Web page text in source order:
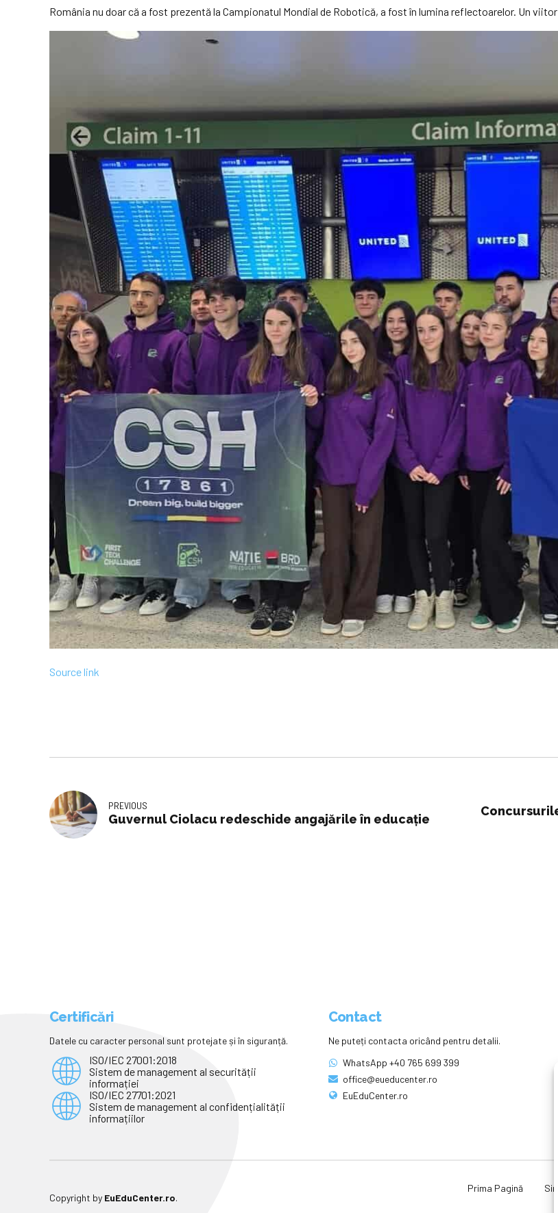
România nu doar că a fost prezentă la Campionatul Mondial de Robotică, a fost în lumina reflectoarelor. Un
Source link
PREVIOUS
Guvernul Ciolacu redeschide angajările în educație
Certificări
Datele cu caracter personal sunt protejate și în siguranță.
ISO/IEC 27001:2018
Sistem de management al securității
informației
ISO/IEC 27701:2021
Sistem de management al confidențialității
informațiilor
Contact
Ne puteți contacta oricând pentru detalii.
WhatsApp +40 765 699 399
office@eueducenter.ro
EuEduCenter.ro
Copyright by EuEduCenter.ro.
Prima Pagină